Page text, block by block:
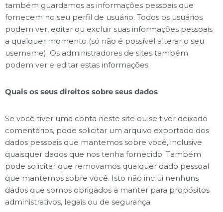
também guardamos as informações pessoais que
fornecem no seu perfil de usuário. Todos os usuários
podem ver, editar ou excluir suas informações pessoais
a qualquer momento (só não é possível alterar o seu
username). Os administradores de sites também
podem ver e editar estas informações.
Quais os seus direitos sobre seus dados
Se você tiver uma conta neste site ou se tiver deixado
comentários, pode solicitar um arquivo exportado dos
dados pessoais que mantemos sobre você, inclusive
quaisquer dados que nos tenha fornecido. Também
pode solicitar que removamos qualquer dado pessoal
que mantemos sobre você. Isto não inclui nenhuns
dados que somos obrigados a manter para propósitos
administrativos, legais ou de segurança.